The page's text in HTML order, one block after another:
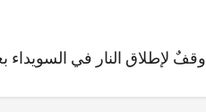
وقفٌ لإطلاق النار في السويداء